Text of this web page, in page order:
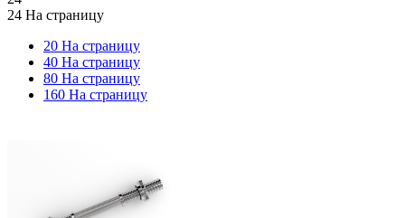
24 На страницу
20 На страницу
40 На страницу
80 На страницу
160 На страницу